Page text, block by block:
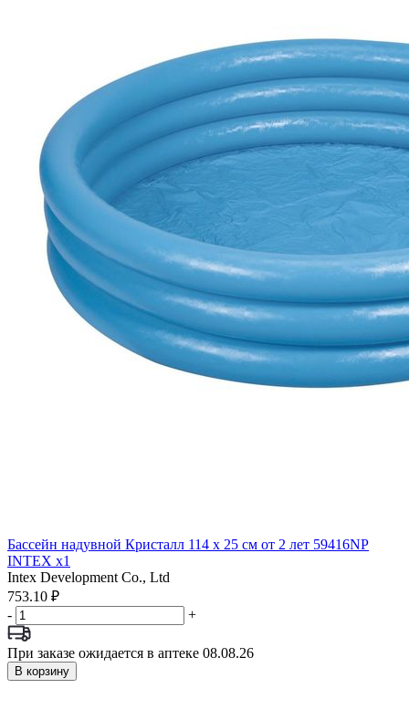
Бассейн надувной Кристалл 114 х 25 см от 2 лет 59416NP
INTEX x1
Intex Development Co., Ltd
753.10 ₽
-
+
При заказе ожидается в аптеке 08.08.26
В корзину